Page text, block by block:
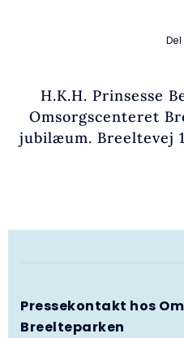
Del
H.K.H. Prinsesse
Omsorgscenteret
jubilæum. Breeltevej
Pressekontakt hos
Breelteparken